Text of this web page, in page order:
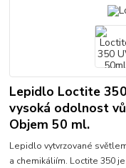
Lepidlo Loctite
vysoká odolnost
Objem 50 ml.
Lepidlo vytvrzované
a chemikáliím. Loctite 350